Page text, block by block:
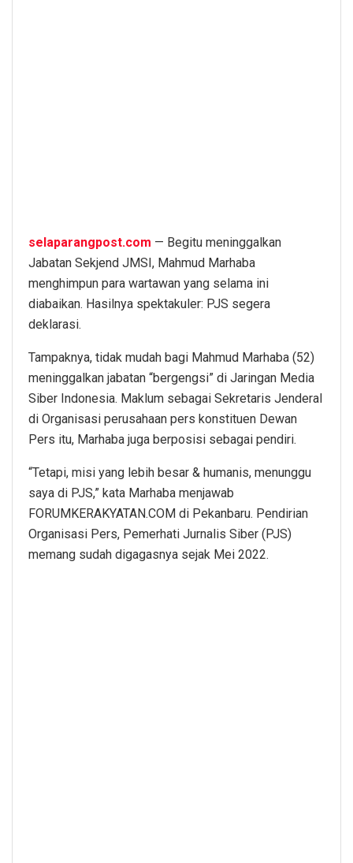
selaparangpost.com — Begitu meninggalkan
Jabatan Sekjend JMSI, Mahmud Marhaba
menghimpun para wartawan yang selama ini
diabaikan. Hasilnya spektakuler: PJS segera
deklarasi.
Tampaknya, tidak mudah bagi Mahmud Marhaba (52)
meninggalkan jabatan “bergengsi” di Jaringan Media
Siber Indonesia. Maklum sebagai Sekretaris Jenderal
di Organisasi perusahaan pers konstituen Dewan
Pers itu, Marhaba juga berposisi sebagai pendiri.
“Tetapi, misi yang lebih besar & humanis, menunggu
saya di PJS,” kata Marhaba menjawab
FORUMKERAKYATAN.COM di Pekanbaru. Pendirian
Organisasi Pers, Pemerhati Jurnalis Siber (PJS)
memang sudah digagasnya sejak Mei 2022.